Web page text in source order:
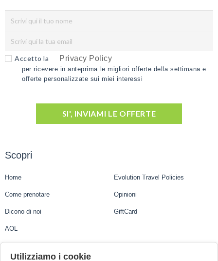
Privacy
(Rispettiamo
privacy)
Accetto la Privacy Policy
per ricevere in anteprima le migliori offerte della settimana e
offerte personalizzate sui miei interessi
SI', INVIAMI LE OFFERTE
Scopri
Home Evolution Travel Policies
Come prenotare Opinioni
Dicono di noi GiftCard
AOL
Evolution Travel
Utilizziamo i cookie